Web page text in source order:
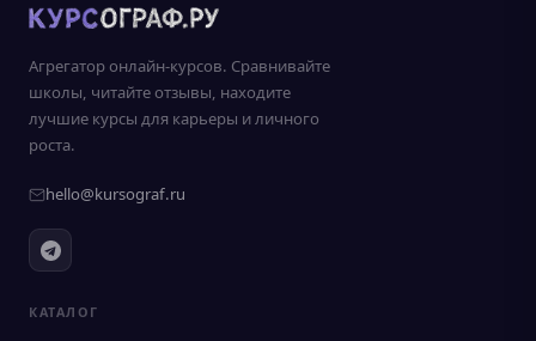
Агрегатор онлайн-курсов. Сравнивайте
школы, читайте отзывы, находите
лучшие курсы для карьеры и личного
роста.
hello@kursograf.ru
КАТАЛОГ